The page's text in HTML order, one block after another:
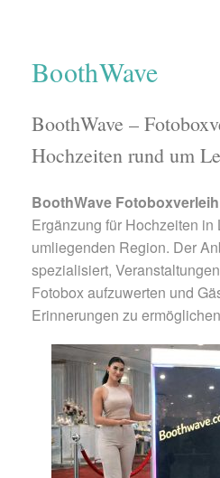
BoothWave
BoothWave –
Hochzeiten rund um
BoothWave Fotoboxverleih
Ergänzung für Hochzeiten in
umliegenden Region. Der
spezialisiert,
Fotobox aufzuwerten und
Erinnerungen zu